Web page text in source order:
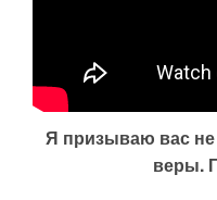
Я призываю вас не
веры.